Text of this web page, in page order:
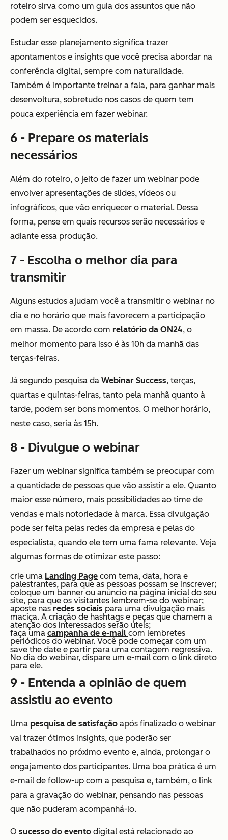
roteiro sirva como um guia dos assuntos que não
podem ser esquecidos.
Estudar esse planejamento significa trazer
apontamentos e insights que você precisa abordar na
conferência digital, sempre com naturalidade.
Também é importante treinar a fala, para ganhar mais
desenvoltura, sobretudo nos casos de quem tem
pouca experiência em fazer webinar.
6 - Prepare os materiais
necessários
Além do roteiro, o jeito de fazer um webinar pode
envolver apresentações de slides, vídeos ou
infográficos, que vão enriquecer o material. Dessa
forma, pense em quais recursos serão necessários e
adiante essa produção.
7 - Escolha o melhor dia para
transmitir
Alguns estudos ajudam você a transmitir o webinar no
dia e no horário que mais favorecem a participação
em massa. De acordo com relatório da ON24, o
melhor momento para isso é às 10h da manhã das
terças-feiras.
Já segundo pesquisa da Webinar Success, terças,
quartas e quintas-feiras, tanto pela manhã quanto à
tarde, podem ser bons momentos. O melhor horário,
neste caso, seria às 15h.
8 - Divulgue o webinar
Fazer um webinar significa também se preocupar com
a quantidade de pessoas que vão assistir a ele. Quanto
maior esse número, mais possibilidades ao time de
vendas e mais notoriedade à marca. Essa divulgação
pode ser feita pelas redes da empresa e pelas do
especialista, quando ele tem uma fama relevante. Veja
algumas formas de otimizar este passo:
crie uma Landing Page com tema, data, hora e
palestrantes, para que as pessoas possam se inscrever;
coloque um banner ou anúncio na página inicial do seu
site, para que os visitantes lembrem-se do webinar;
aposte nasredes sociais para uma divulgação mais
maciça. A criação de hashtags e peças que chamem a
atenção dos interessados serão úteis;
faça uma campanha de e-mail com lembretes
periódicos do webinar. Você pode começar com um
save the date e partir para uma contagem regressiva.
No dia do webinar, dispare um e-mail com o link direto
para ele.
9 - Entenda a opinião de quem
assistiu ao evento
Uma pesquisa de satisfação após finalizado o webinar
vai trazer ótimos insights, que poderão ser
trabalhados no próximo evento e, ainda, prolongar o
engajamento dos participantes. Uma boa prática é um
e-mail de follow-up com a pesquisa e, também, o link
para a gravação do webinar, pensando nas pessoas
que não puderam acompanhá-lo.
O sucesso do evento digital está relacionado ao